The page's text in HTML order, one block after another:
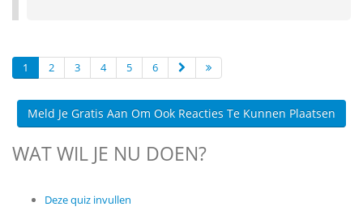
1 2 3 4 5 6
Meld Je Gratis Aan Om Ook Reacties Te Kunnen Plaatsen
WAT WIL JE NU DOEN?
Deze quiz invullen